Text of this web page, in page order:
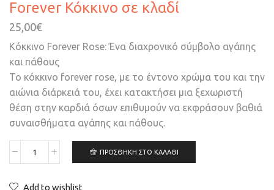
Forever Κόκκινο σε κλαδί
25,00€
Κόκκινο Forever Rose: Ένα διαχρονικό σύμβολο αγάπης
και πάθους
Το κόκκινο forever rose, με το έντονο χρώμα του και την
αιώνια διάρκειά του, έχει κατακτήσει μια ξεχωριστή
θέση στην καρδιά όσων επιθυμούν να εκφράσουν βαθιά
συναισθήματα αγάπης και πάθους.
ΠΡΟΣΘΉΚΗ ΣΤΟ ΚΑΛΆΘΙ
Add to wishlist